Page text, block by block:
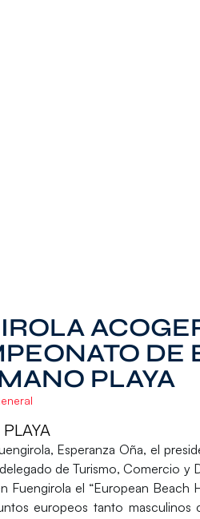
DE
PLAYA
Esperanza Oña, el
de Turismo, Comercio
Fuengirola el “European Beach
europeos tanto